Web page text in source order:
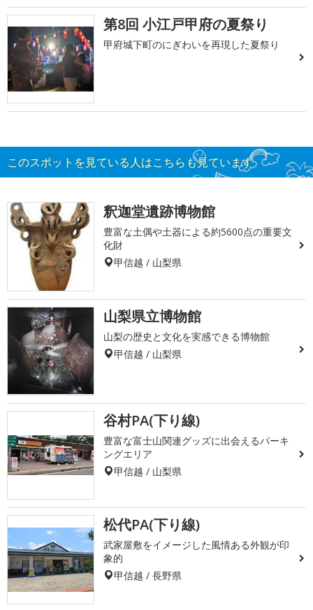
第8回 小江戸甲府の夏祭り
甲府城下町のにぎわいを再現した夏祭り
このスポットを見ている人はこちらも見ています
釈迦堂遺跡博物館
豊富な土偶や土器による約5600点の重要文
化財
甲信越 / 山梨県
山梨県立博物館
山梨の歴史と文化を実感できる博物館
甲信越 / 山梨県
谷村PA(下り線)
豊富な富士山関連グッズに出会えるパーキ
ングエリア
甲信越 / 山梨県
松代PA(下り線)
武家屋敷をイメージした風情ある外観が印
象的
甲信越 / 長野県